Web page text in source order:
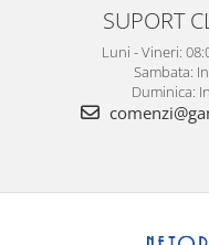
SUPORT
Luni - Vineri:
Sambata:
Duminica: